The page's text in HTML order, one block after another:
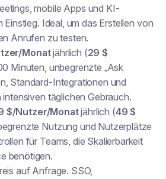
mobile Apps und KI-
Einstieg. Ideal, um das Erstellen von
Anrufen zu testen.
Monatjährlich (29 $
Minuten, unbegrenzte „Ask
Standard-Integrationen und
täglichen Gebrauch.
$/Nutzer/Monatjährlich (49 $
Nutzung und Nutzerplätze
für Teams, die Skalierbarkeit
benötigen.
auf Anfrage. SSO,